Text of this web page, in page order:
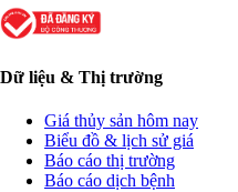
Dữ liệu & Thị trường
Giá thủy sản hôm nay
Biểu đồ & lịch sử giá
Báo cáo thị trường
Báo cáo dịch bệnh